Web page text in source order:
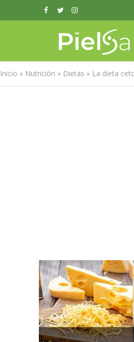
Inicio » Nutrición » Dietas » La dieta